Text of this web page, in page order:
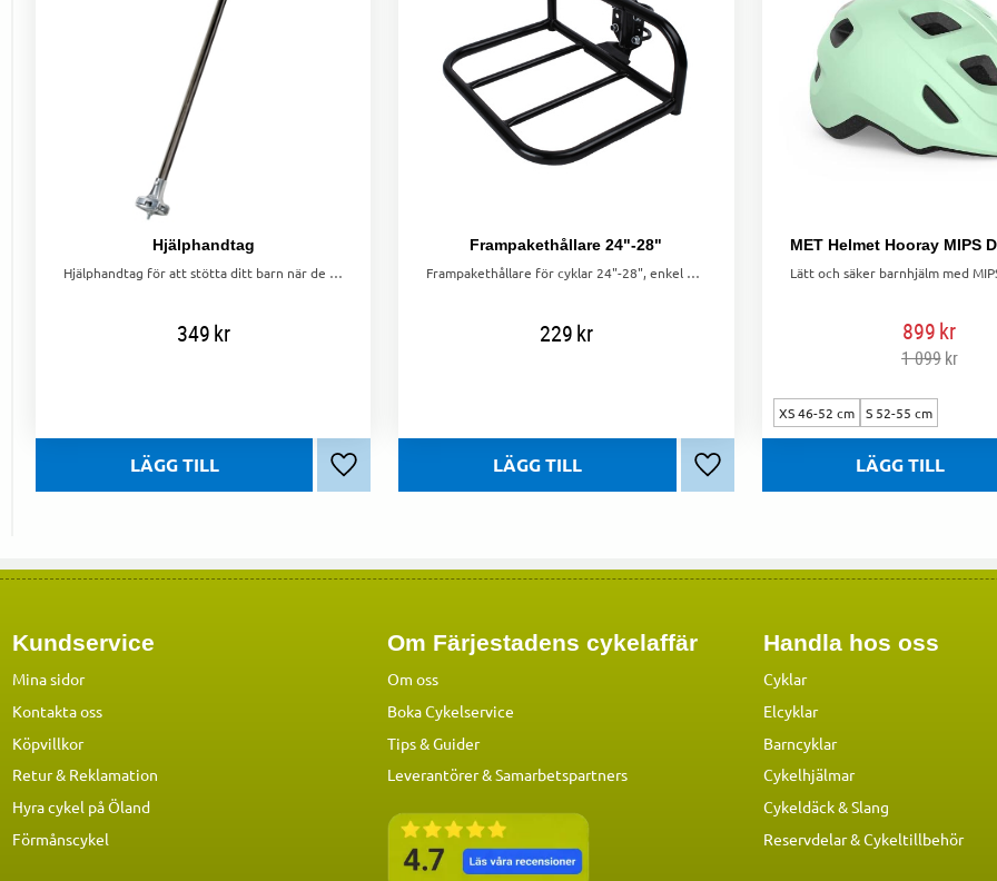
Hjälphandtag
Hjälphandtag för att stötta ditt barn när de lär sig cykla. Ergonomiskt designat för att skona din rygg.
349kr
Lägg till i favoriter
Frampakethållare 24"-28"
Frampakethållare för cyklar 24"-28", enkel montering runt ramen. Idealisk för vintagecyklar med dubbla ramrör. Maxlast 15 kg.
229kr
Lägg till i favoriter
899kr
1 099kr
XS 46-52 cm S 52-55 cm
Kundservice
Mina sidor
Kontakta oss
Köpvillkor
Retur & Reklamation
Hyra cykel på Öland
Förmånscykel
Om Färjestadens cykelaffär
Om oss
Boka Cykelservice
Tips & Guider
Leverantörer & Samarbetspartners
Handla hos oss
Cyklar
Elcyklar
Barncyklar
Cykelhjälmar
Cykeldäck & Slang
Reservdelar&Cykeltillbehör